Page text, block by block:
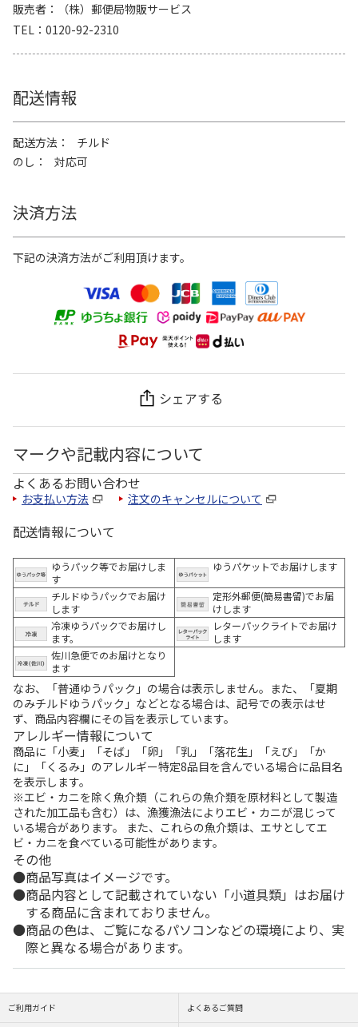
販売者
（株）郵便局物販サービス
TEL
0120-92-2310
配送情報
配送方法
チルド
のし
対応可
決済方法
下記の決済方法がご利用頂けます。
シェアする
マークや記載内容について
よくあるお問い合わせ
お支払い方法 注文のキャンセルについて
配送情報について
ゆうパック等でお届けしま
す
ゆうパケットでお届けします
チルドゆうパックでお届け
します
定形外郵便(簡易書留)でお届
けします
冷凍ゆうパックでお届けし
ます。
レターパックライトでお届け
します
佐川急便でのお届けとなり
ます
なお、「普通ゆうパック」の場合は表示しません。また、「夏期
のみチルドゆうパック」などとなる場合は、記号での表示はせ
ず、商品内容欄にその旨を表示しています。
アレルギー情報について
商品に「小麦」「そば」「卵」「乳」「落花生」「えび」「か
に」「くるみ」のアレルギー特定8品目を含んでいる場合に品目名
を表示します。
※エビ・カニを除く魚介類（これらの魚介類を原材料として製造
された加工品も含む）は、漁獲漁法によりエビ・カニが混じって
いる場合があります。 また、これらの魚介類は、エサとしてエ
ビ・カニを食べている可能性があります。
その他
商品写真はイメージです。
商品内容として記載されていない「小道具類」はお届け
する商品に含まれておりません。
商品の色は、ご覧になるパソコンなどの環境により、実
際と異なる場合があります。
ご利用ガイド よくあるご質問